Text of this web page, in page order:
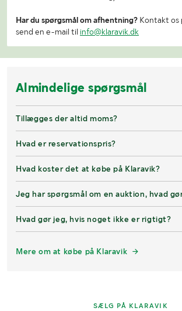
Har du spørgsmål om afhentning? Kontakt os
send en e-mail til info@klaravik.dk
Almindelige spørgsmål
Tillægges der altid moms?
Hvad er reservationspris?
Hvad koster det at købe på Klaravik?
Jeg har spørgsmål om en auktion, hvad
Hvad gør jeg, hvis noget ikke er rigtigt?
Mere om at købe på Klaravik
SÆLG PÅ KLARAVIK